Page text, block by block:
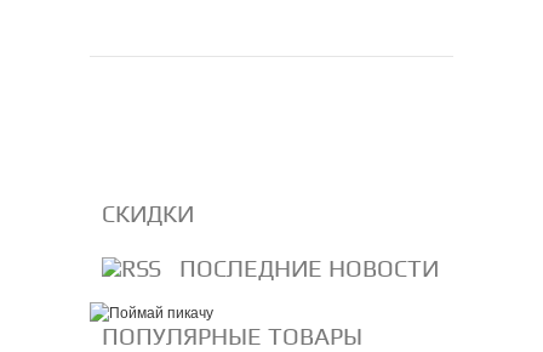
СКИДКИ
ПОСЛЕДНИЕ НОВОСТИ
ПОПУЛЯРНЫЕ ТОВАРЫ